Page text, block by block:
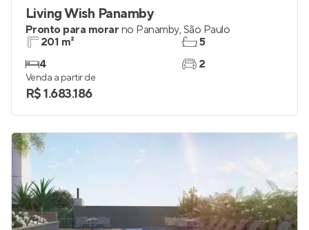
Living Wish Panamby
Pronto para morar no Panamby,São Paulo
201 m²
4
5
2
Venda a partir de
R$ 1.683.186